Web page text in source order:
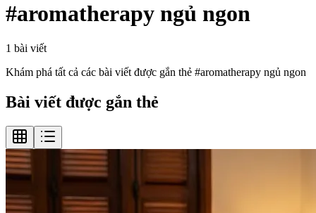
#aromatherapy ngủ ngon
1 bài viết
Khám phá tất cả các bài viết được gắn thẻ #aromatherapy ngủ ngon
Bài viết được gắn thẻ